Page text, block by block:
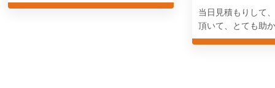
当日見積もりして
頂いて、とても助